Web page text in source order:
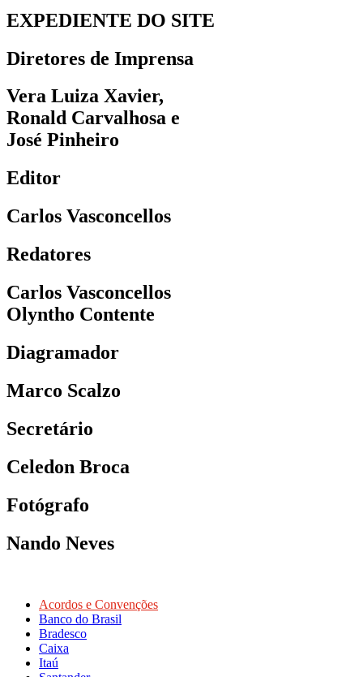
EXPEDIENTE DO SITE
Diretores de Imprensa
Vera Luiza Xavier,
Ronald Carvalhosa e
José Pinheiro
Editor
Carlos Vasconcellos
Redatores
Carlos Vasconcellos
Olyntho Contente
Diagramador
Marco Scalzo
Secretário
Celedon Broca
Fotógrafo
Nando Neves
Acordos e Convenções
Banco do Brasil
Bradesco
Caixa
Itaú